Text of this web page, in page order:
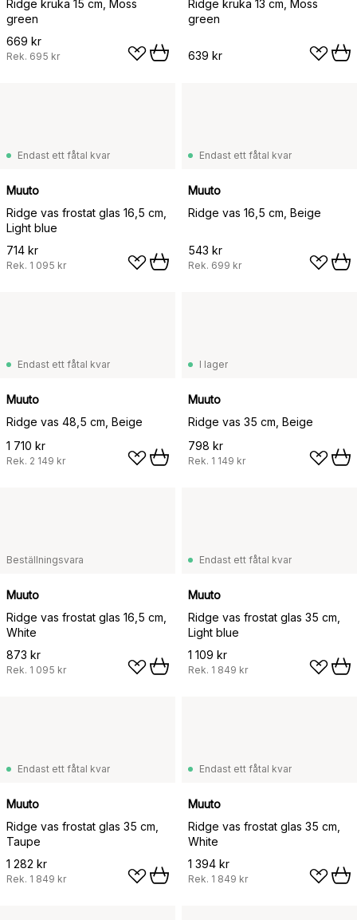
Ridge kruka 15 cm, Moss
green
669 kr
Rek. 695 kr
Ridge kruka 13 cm, Moss
green
639 kr
Endast ett fåtal kvar
Muuto
Ridge vas frostat glas 16,5 cm,
Light blue
714 kr
Rek. 1 095 kr
Endast ett fåtal kvar
Muuto
Ridge vas 16,5 cm, Beige
543 kr
Rek. 699 kr
Endast ett fåtal kvar
Muuto
Ridge vas 48,5 cm, Beige
1 710 kr
Rek. 2 149 kr
I lager
Muuto
Ridge vas 35 cm, Beige
798 kr
Rek. 1 149 kr
Beställningsvara
Muuto
Ridge vas frostat glas 16,5 cm,
White
873 kr
Rek. 1 095 kr
Endast ett fåtal kvar
Muuto
Ridge vas frostat glas 35 cm,
Light blue
1 109 kr
Rek. 1 849 kr
Endast ett fåtal kvar
Muuto
Ridge vas frostat glas 35 cm,
Taupe
1 282 kr
Rek. 1 849 kr
Endast ett fåtal kvar
Muuto
Ridge vas frostat glas 35 cm,
White
1 394 kr
Rek. 1 849 kr